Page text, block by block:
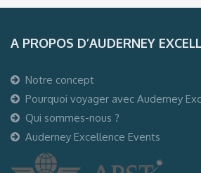
A PROPOS D’AUDERNEY
Notre concept
Pourquoi voyager avec Auderney
Qui sommes-nous ?
Auderney Excellence Events